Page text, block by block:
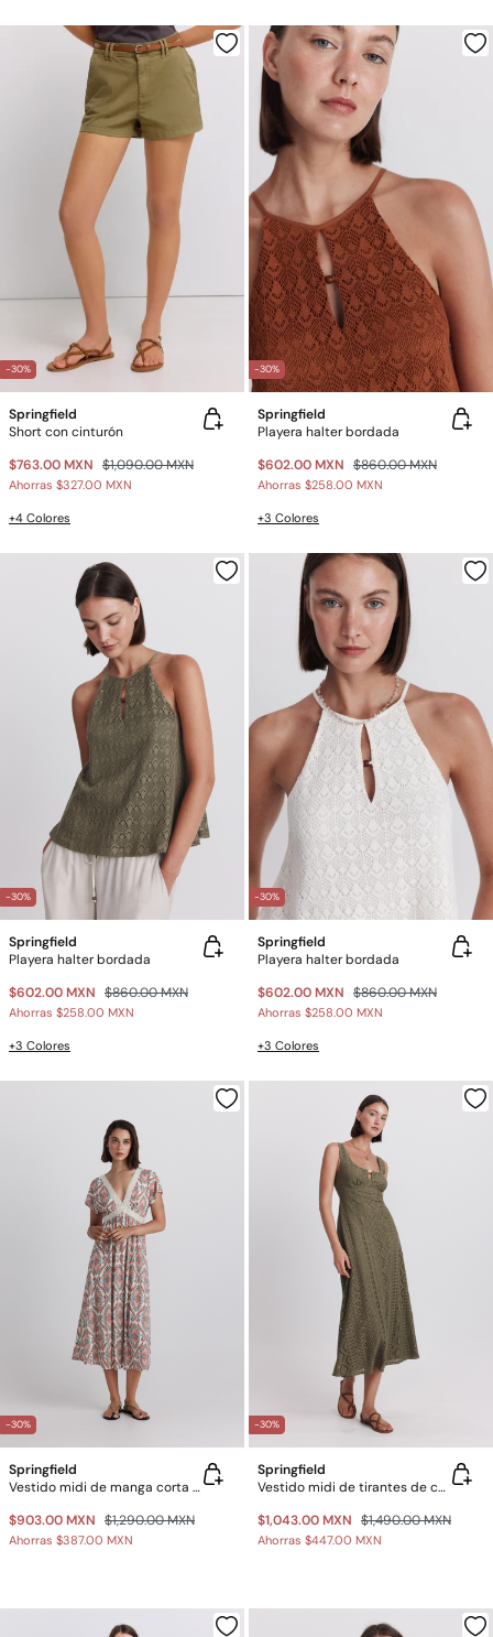
-30%
Springfield
Short con cinturón
$763.00 MXN $1,090.00 MXN
Ahorras $327.00 MXN
+4 Colores
-30%
Springfield
Playera halter bordada
$602.00 MXN $860.00 MXN
Ahorras $258.00 MXN
+3 Colores
-30%
Springfield
Playera halter bordada
$602.00 MXN $860.00 MXN
Ahorras $258.00 MXN
+3 Colores
-30%
Springfield
Playera halter bordada
$602.00 MXN $860.00 MXN
Ahorras $258.00 MXN
+3 Colores
-30%
Springfield
Vestido midi de manga corta con estampado cenefa
$903.00 MXN $1,290.00 MXN
Ahorras $387.00 MXN
-30%
Springfield
Vestido midi de tirantes de crochet
$1,043.00 MXN $1,490.00 MXN
Ahorras $447.00 MXN